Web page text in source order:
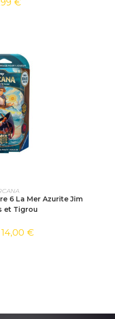
€
AU PANIER
6 La Mer Azurite Jim
et Tigrou
14,00 €